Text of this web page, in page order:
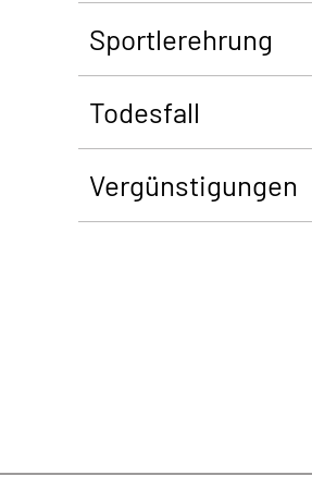
Sportlerehrung
Todesfall
Vergünstigungen